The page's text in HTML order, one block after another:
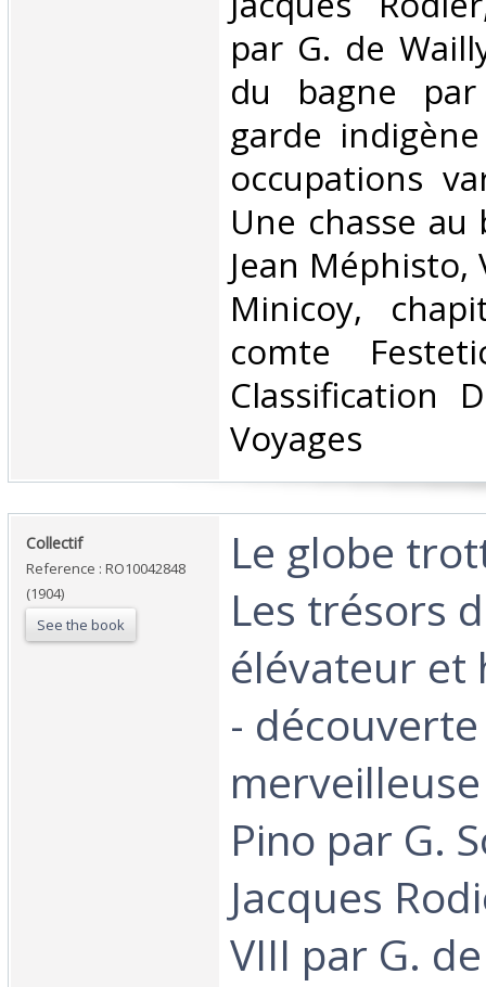
par G. de
du bagne
garde
occupations
Une chasse au
Jean Méphisto,
Minicoy,
comte
Classification
Voyages‎
‎Collectif‎
Reference : RO10042848
(1904)
See the book
‎Le globe
Les trésors
élévateur et
- découverte
Pino par G.
Jacques
VIII par G.